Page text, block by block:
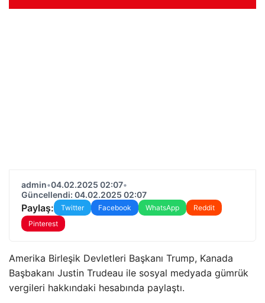
admin•04.02.2025 02:07•
Güncellendi: 04.02.2025 02:07
Paylaş: Twitter Facebook WhatsApp
Reddit
Pinterest
Amerika Birleşik Devletleri Başkanı Trump, Kanada
Başbakanı Justin Trudeau ile sosyal medyada gümrük
vergileri hakkındaki hesabında paylaştı.